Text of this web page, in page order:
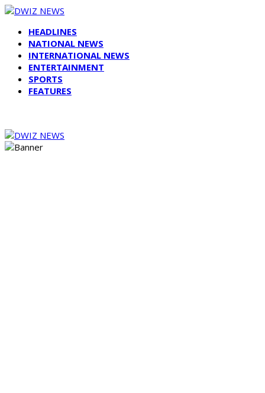
HEADLINES
NATIONAL NEWS
INTERNATIONAL NEWS
ENTERTAINMENT
SPORTS
FEATURES